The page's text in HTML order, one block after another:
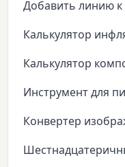
Добавить линию
Калькулятор
Калькулятор
Инструмент для
Конвертер